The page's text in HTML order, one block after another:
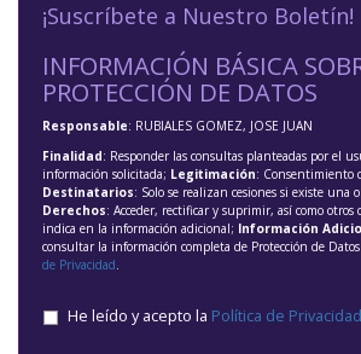
¡Suscríbete a Nuestro Boletín!
INFORMACIÓN BÁSICA
PROTECCIÓN DE DATOS
Responsable: RUBIALES GOMEZ, JOSE JUAN
Finalidad: Responder las consultas planteadas por el
información solicitada; Legitimación: Consentimiento
Destinatarios: Solo se realizan cesiones si existe una
Derechos: Acceder, rectificar y suprimir, así como otros
indica en la información adicional; Información
consultar la información completa de Protección de
de Privacidad.
He leído y acepto la Política de Privacidad